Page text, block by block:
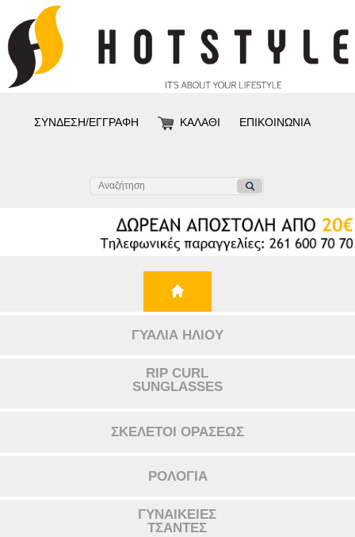
ΣΥΝΔΕΣΗ/ΕΓΓΡΑΦΗ ΚΑΛΑΘΙ ΕΠΙΚΟΙΝΩΝΙΑ
ΓΥΑΛΙΑ ΗΛΙΟΥ
RIP CURL
SUNGLASSES
ΣΚΕΛΕΤΟΙ ΟΡΑΣΕΩΣ
ΡΟΛΟΓΙΑ
ΓΥΝΑΙΚΕΙΕΣ
ΤΣΑΝΤΕΣ